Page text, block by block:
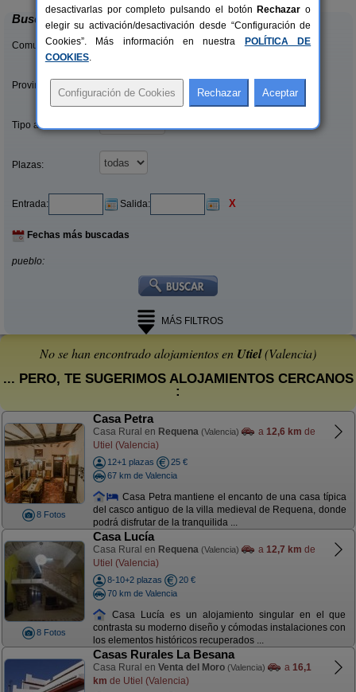
Buscar
Comunidades:
Provincias/Islas:
Tipo alquiler:
Plazas:
Entrada: Salida: X
Fechas más buscadas
pueblo:
MÁS FILTROS
No se han encontrado alojamientos en Utiel(Valencia)
... PERO, TE SUGERIMOS ALOJAMIENTOS CERCANOS
:
8 Fotos
Casa Petra
Casa Rural en Requena (Valencia) a 12,6 km de
Utiel (Valencia)
12+1 plazas
25 €
67 km de Valencia
Casa Petra mantiene el encanto de una casa típica
del casco antiguo de la villa medieval de Requena, donde
podrá disfrutar de la tranquilida ...
8 Fotos
Casa Lucía
Casa Rural en Requena (Valencia) a 12,7 km de
Utiel (Valencia)
8-10+2 plazas
20 €
70 km de Valencia
Casa Lucía es un alojamiento singular en el que
contrasta su moderno diseño y cómodas instalaciones con
los elementos históricos recuperados ...
Casas Rurales La Besana
Casa Rural en Venta del Moro (Valencia) a 16,1
km de Utiel (Valencia)
desactivarlas por completo pulsando el botón Rechazar o
elegir su activación/desactivación desde “Configuración de
Cookies”. Más información en nuestra
POLÍTICA DE
COOKIES.